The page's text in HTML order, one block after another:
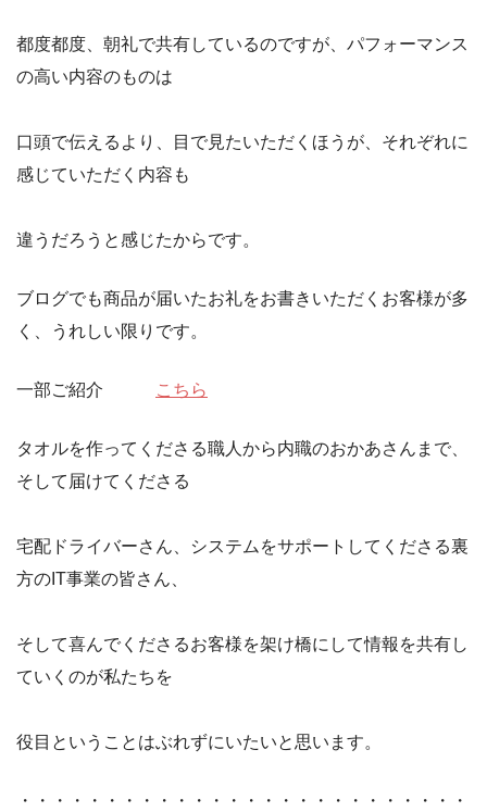
都度都度、朝礼で共有しているのですが、パフォーマンス
の高い内容のものは
口頭で伝えるより、目で見たいただくほうが、それぞれに
感じていただく内容も
違うだろうと感じたからです。
ブログでも商品が届いたお礼をお書きいただくお客様が多
く、うれしい限りです。
一部ご紹介 こちら
タオルを作ってくださる職人から内職のおかあさんまで、
そして届けてくださる
宅配ドライバーさん、システムをサポートしてくださる裏
方のIT事業の皆さん、
そして喜んでくださるお客様を架け橋にして情報を共有し
ていくのが私たちを
役目ということはぶれずにいたいと思います。
・・・・・・・・・・・・・・・・・・・・・・・・・・